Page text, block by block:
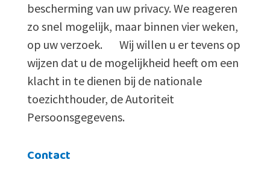
bescherming van uw privacy. We reageren
zo snel mogelijk, maar binnen vier weken,
op uw verzoek. Wij willen u er tevens op
wijzen dat u de mogelijkheid heeft om een
klacht in te dienen bij de nationale
toezichthouder, de Autoriteit
Persoonsgegevens.
Contact